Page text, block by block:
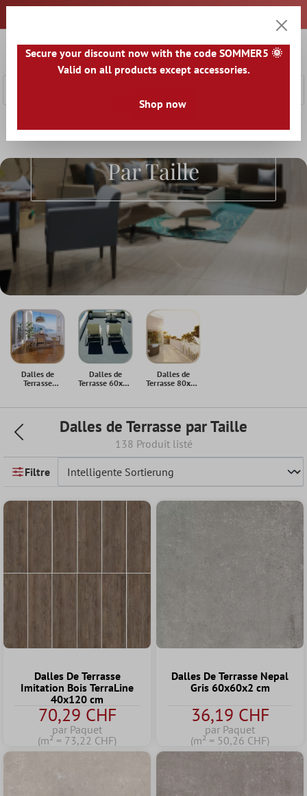
Panier
Accueil Dalles De Terrasse Dalles de Terrasse par Taille
Dalles De Terrasse
Par Taille
Dalles de
Terrasse
Dalles de
Terrasse 60x60
Dalles de
Terrasse 80x80
Dalles de Terrasse par Taille
138 Produit listé
Filtre
Dalles De Terrasse
Imitation Bois TerraLine
40x120 cm
70,29 CHF
par Paquet
(m² = 73,22 CHF)
Dalles De Terrasse Nepal
Gris 60x60x2 cm
36,19 CHF
par Paquet
(m² = 50,26 CHF)
Secure your discount now with the code SOMMER5 🌞
Valid on all products except accessories.
Shop now